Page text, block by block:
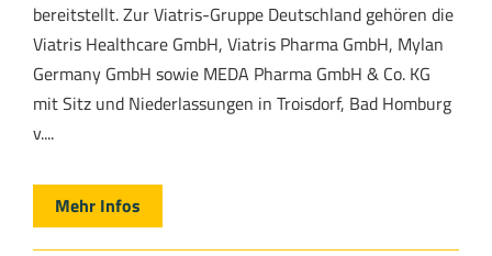
bereitstellt. Zur Viatris-Gruppe Deutschland gehören die
Viatris Healthcare GmbH, Viatris Pharma GmbH, Mylan
Germany GmbH sowie MEDA Pharma GmbH & Co. KG
mit Sitz und Niederlassungen in Troisdorf, Bad Homburg
v....
Mehr Infos